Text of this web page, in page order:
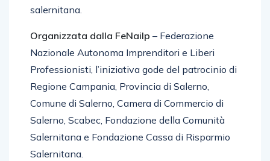
salernitana.
Organizzata dalla FeNailp – Federazione
Nazionale Autonoma Imprenditori e Liberi
Professionisti, l’iniziativa gode del patrocinio di
Regione Campania, Provincia di Salerno,
Comune di Salerno, Camera di Commercio di
Salerno, Scabec, Fondazione della Comunità
Salernitana e Fondazione Cassa di Risparmio
Salernitana.